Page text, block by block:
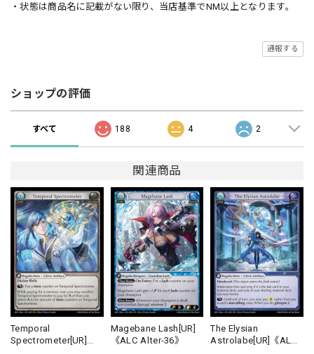
・状態は商品名に記載がない限り、当店基準でNM以上となります。
通報する
ショップの評価
すべて 188 4 2
関連商品
Temporal
Spectrometer[UR]
Magebane Lash[UR]
《ALC Alter-36》
The Elysian
Astrolabe[UR]《ALC